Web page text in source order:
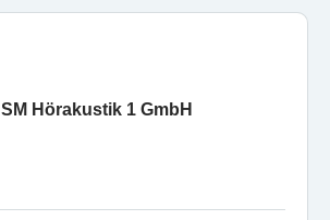
SM Hörakustik 1 GmbH